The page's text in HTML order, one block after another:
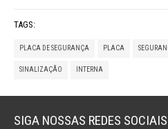
TAGS:
PLACA DE SEGURANÇA PLACA
SINALIZAÇÃO INTERNA
SIGA NOSSAS REDES SOCIAIS